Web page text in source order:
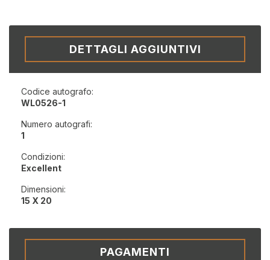
DETTAGLI AGGIUNTIVI
Codice autografo:
WL0526-1
Numero autografi:
1
Condizioni:
Excellent
Dimensioni:
15 X 20
PAGAMENTI